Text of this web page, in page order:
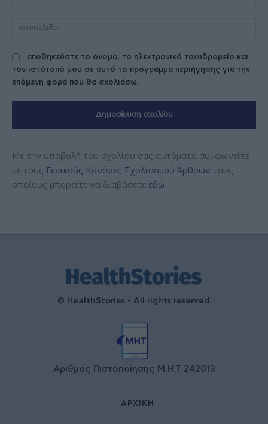
αποθηκεύστε το όνομα, το ηλεκτρονικό ταχυδρομείο και
τον ιστότοπό μου σε αυτό το πρόγραμμα περιήγησης για την
επόμενη φορά που θα σχολιάσω.
Με την υποβολή του σχολίου σας αυτόματα συμφωνείτε
με τους Γενικούς Κανόνες Σχολιασμού Άρθρων τους
οποίους μπορείτε να διαβάσετε εδώ.
© HealthStories - All rights reserved.
Αριθμός Πιστοποίησης Μ.Η.Τ.242013
ΑΡΧΙΚΉ